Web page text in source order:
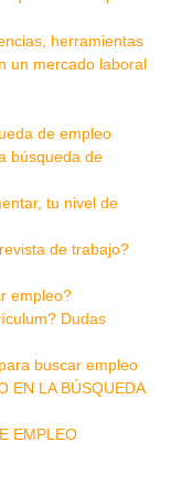
herramientas
un mercado laboral
de empleo
búsqueda de
tu nivel de
de trabajo?
empleo?
Dudas
buscar empleo
EN LA BÚSQUEDA
EMPLEO